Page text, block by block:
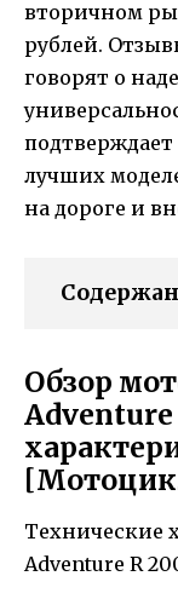
вторичном
рублей.
говорят о
лучших
на дороге и
Обзор
Технические
Adventure R